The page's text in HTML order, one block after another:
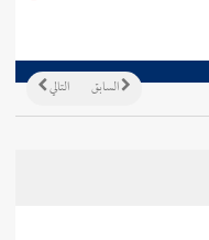
التالي السابق